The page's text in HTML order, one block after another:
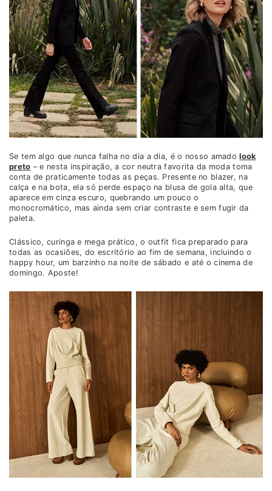
Se tem algo que nunca falha no dia a dia, é o nosso amadolook
preto – e nesta inspiração, a cor neutra favorita da moda toma
conta de praticamente todas as peças. Presente no blazer, na
calça e na bota, ela só perde espaço na blusa de gola alta, que
aparece em cinza escuro, quebrando um pouco o
monocromático, mas ainda sem criar contraste e sem fugir da
paleta.
Clássico, curinga e mega prático, o outfit fica preparado para
todas as ocasiões, do escritório ao fim de semana, incluindo o
happy hour, um barzinho na noite de sábado e até o cinema de
domingo. Aposte!